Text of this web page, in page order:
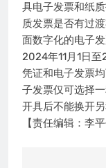
具电子发票和纸
质发票是否有过
面数字化的电子
2024年11月1日
凭证和电子发票
子发票仅可选择
开具后不能换开另
【责任编辑：李平